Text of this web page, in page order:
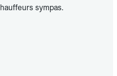
sympas.